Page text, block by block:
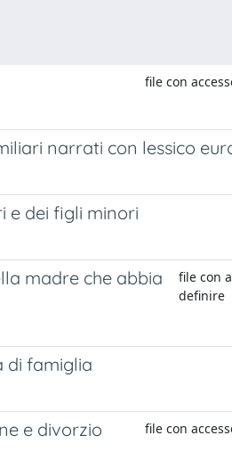
file con
narrati con lessico
e dei figli minori
madre che abbia
file con
definire
di famiglia
e divorzio file con